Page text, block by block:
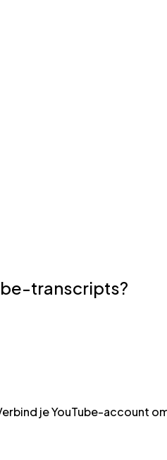
transcripts?
je YouTube-account